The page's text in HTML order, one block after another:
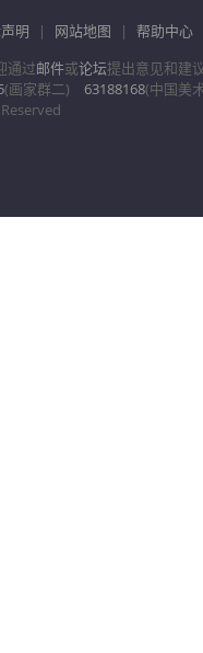
明 | 网站地图 | 帮助中心
通过邮件或论坛提出意见和建
(画家群二) 63188168(中国美